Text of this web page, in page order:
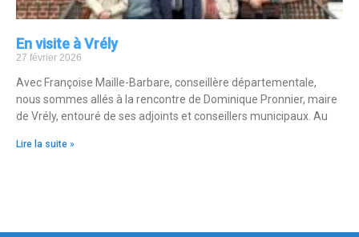
En visite à Vrély
27 février 2026
Avec Françoise Maille-Barbare, conseillère départementale,
nous sommes allés à la rencontre de Dominique Pronnier, maire
de Vrély, entouré de ses adjoints et conseillers municipaux. Au
Lire la suite »